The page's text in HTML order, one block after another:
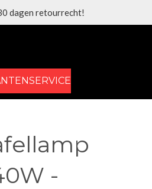
dagen retourrecht!
-